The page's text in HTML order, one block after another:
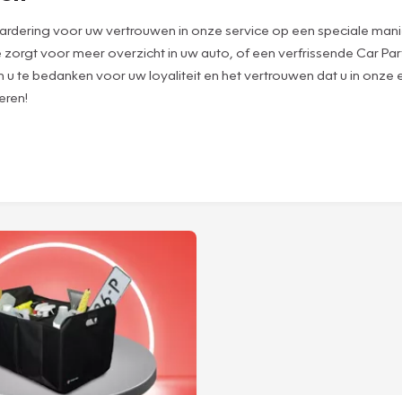
voor uw vertrouwen in onze service op een speciale
voor meer overzicht in uw auto, of een verfrissende Car
te bedanken voor uw loyaliteit en het vertrouwen dat u in